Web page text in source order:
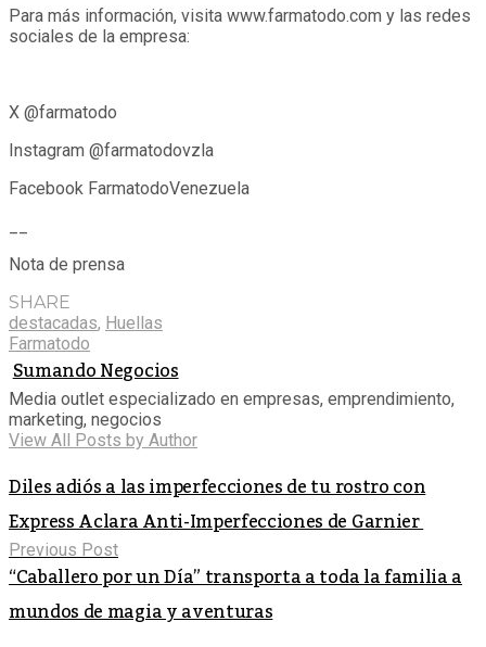
Para más información, visita www.farmatodo.com y las redes
sociales de la empresa:
X @farmatodo
Instagram @farmatodovzla
Facebook FarmatodoVenezuela
Nota de prensa
SHARE
destacadas, Huellas
Farmatodo
Sumando Negocios
Media outlet especializado en empresas, emprendimiento,
marketing, negocios
View All Posts by Author
Diles adiós a las imperfecciones de tu rostro con
Express Aclara Anti-Imperfecciones de Garnier
Previous Post
“Caballero por un Día” transporta a toda la familia a
mundos de magia y aventuras